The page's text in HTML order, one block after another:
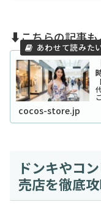
⬇️こちらの記事も
cocos-store.jp
ドンキやコ
売店を徹底